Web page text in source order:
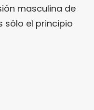
masculina de
sólo el principio